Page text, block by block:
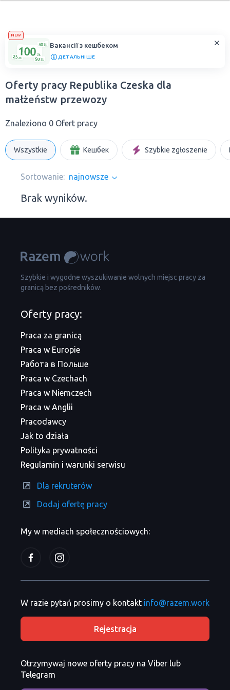
NEW
Вакансії з кешбеком
ДЕТАЛЬНІШЕ
Oferty pracy Republika Czeska dla
małżeństw przewozy
Znaleziono 0 Ofert pracy
Wszystkie Кешбек Szybkie zgłoszenie
Sortowanie: najnowsze
Brak wyników.
Szybkie i wygodne wyszukiwanie wolnych miejsc pracy za
granicą bez pośredników.
My w mediach społecznościowych:
Oferty pracy:
Praca za granicą
Praca w Europie
Работа в Польше
Praca w Czechach
Praca w Niemczech
Praca w Anglii
Pracodawcy
Jak to działa
Polityka prywatności
Regulamin i warunki serwisu
Dla rekruterów
Dodaj ofertę pracy
W razie pytań prosimy o kontakt info@razem.work
Rejestracja
Otrzymywaj nowe oferty pracy na Viber lub
Telegram